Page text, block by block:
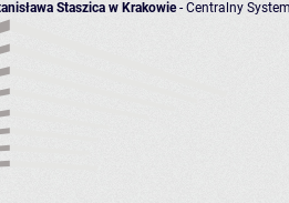
Staszica w Krakowie- Centralny